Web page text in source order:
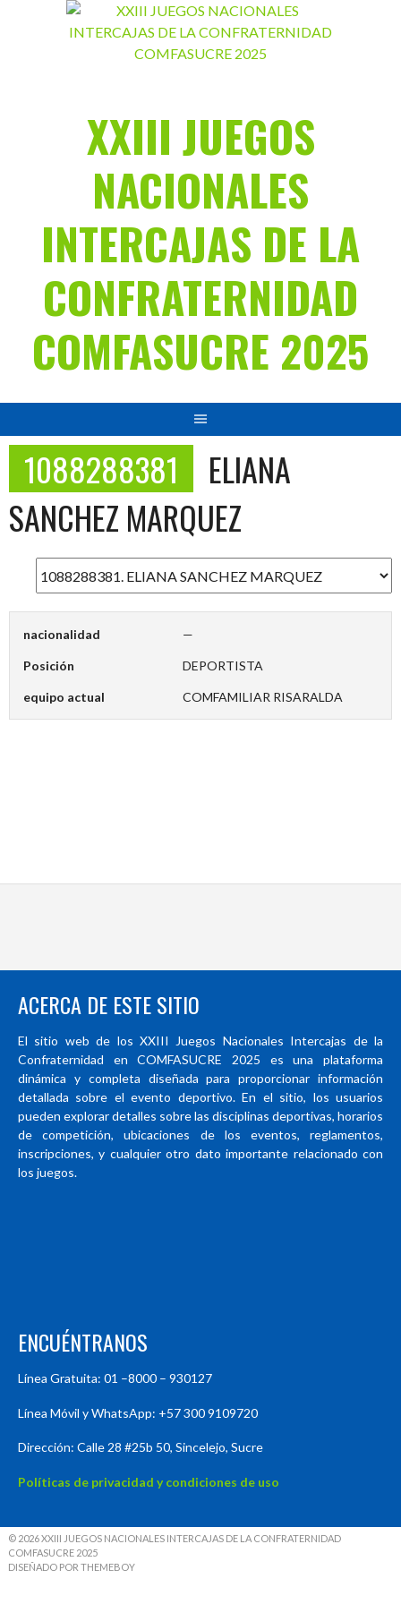
XXIII JUEGOS
NACIONALES
INTERCAJAS DE LA
CONFRATERNIDAD
COMFASUCRE 2025
1088288381
ELIANA
SANCHEZ MARQUEZ
nacionalidad —
Posición DEPORTISTA
equipo actual COMFAMILIAR RISARALDA
ACERCA DE ESTE SITIO
El sitio web de los XXIII Juegos Nacionales Intercajas de la
Confraternidad en COMFASUCRE 2025 es una plataforma
dinámica y completa diseñada para proporcionar información
detallada sobre el evento deportivo. En el sitio, los usuarios
pueden explorar detalles sobre las disciplinas deportivas, horarios
de competición, ubicaciones de los eventos, reglamentos,
inscripciones, y cualquier otro dato importante relacionado con
los juegos.
ENCUÉNTRANOS
Línea Gratuita: 01 –8000 – 930127
Línea Móvil y WhatsApp: +57 300 9109720
Dirección: Calle 28 #25b 50, Sincelejo, Sucre
Políticas de privacidad y condiciones de uso
© 2026 XXIII JUEGOS NACIONALES INTERCAJAS DE LA CONFRATERNIDAD
COMFASUCRE 2025
DISEÑADO POR THEMEBOY